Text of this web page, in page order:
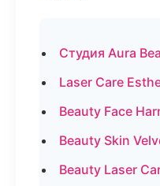
Студия Aura
Laser Care
Beauty Face
Beauty Skin
Beauty Laser